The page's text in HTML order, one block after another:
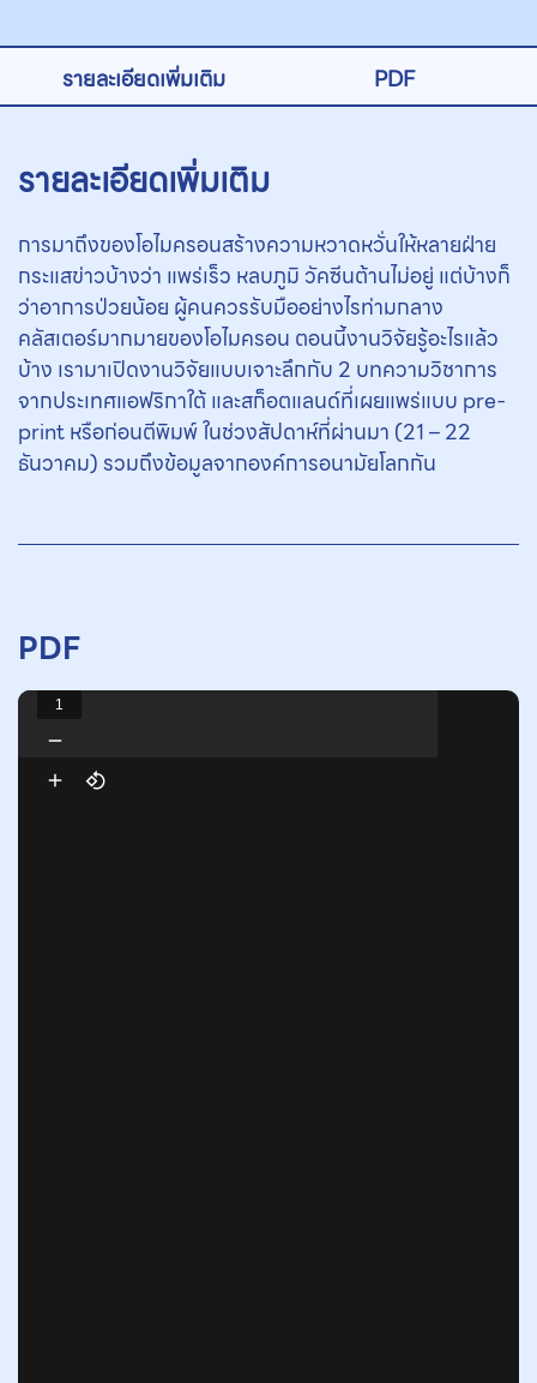
รายละเอียดเพิ่มเติม PDF
รายละเอียดเพิ่มเติม
การมาถึงของโอไมครอนสร้างความหวาดหวั่นให้หลายฝ่าย
กระแสข่าวบ้างว่า แพร่เร็ว หลบภูมิ วัคซีนต้านไม่อยู่ แต่บ้างก็
ว่าอาการป่วยน้อย ผู้คนควรรับมืออย่างไรท่ามกลาง
คลัสเตอร์มากมายของโอไมครอน ตอนนี้งานวิจัยรู้อะไรแล้ว
บ้าง เรามาเปิดงานวิจัยแบบเจาะลึกกับ 2 บทความวิชาการ
จากประเทศแอฟริกาใต้ และสก็อตแลนด์ที่เผยแพร่แบบ pre-
print หรือก่อนตีพิมพ์ ในช่วงสัปดาห์ที่ผ่านมา (21 – 22
ธันวาคม) รวมถึงข้อมูลจากองค์การอนามัยโลกกัน
PDF